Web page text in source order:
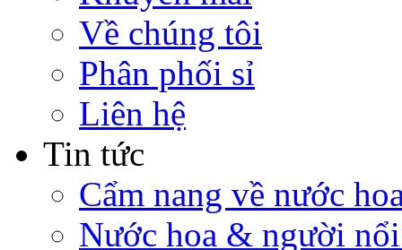
Về chúng tôi
Phân phối sỉ
Liên hệ
Tin tức
Cẩm nang về nước
Nước hoa & người